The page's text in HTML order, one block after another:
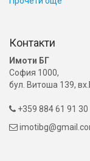
Контакти
Имоти БГ
София 1000,
бул. Витоша 139,
 +359 884 61 91 30
